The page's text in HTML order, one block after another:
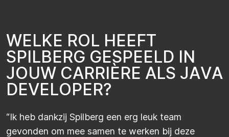
WELKE ROL HEEFT
SPILBERG GESPEELD IN
JOUW CARRIÈRE ALS JAVA
DEVELOPER?
“Ik heb dankzij Spilberg een erg leuk team
gevonden om mee samen te werken bij deze